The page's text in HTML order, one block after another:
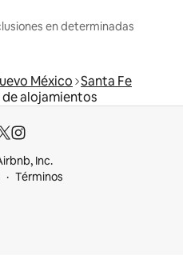
en determinadas
México Santa Fe
de alojamientos
Inc.
Términos